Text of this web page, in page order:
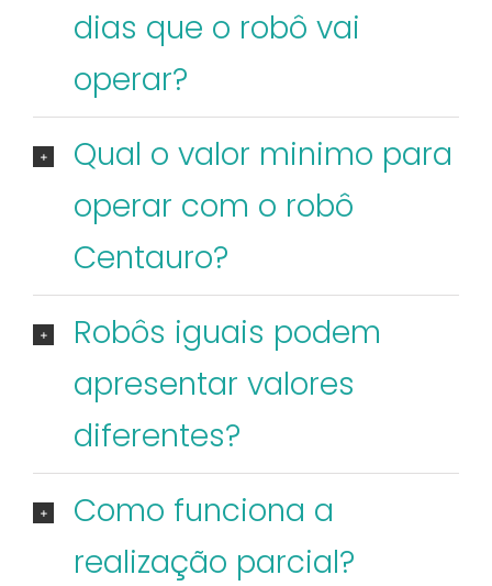
dias que o robô vai
operar?
Qual o valor minimo para
operar com o robô
Centauro?
Robôs iguais podem
apresentar valores
diferentes?
Como funciona a
realização parcial?